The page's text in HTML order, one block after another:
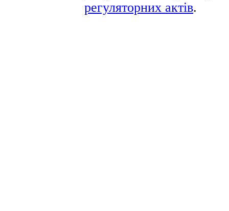
регуляторних актів.